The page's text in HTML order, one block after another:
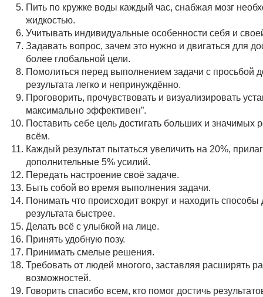
Пить по кружке воды каждый час, снабжая мозг
жидкостью.
Учитывать индивидуальные особенности себя и
Задавать вопрос, зачем это нужно и двигаться для
более глобальной цели.
Помолиться перед выполнением задачи с просьбой
результата легко и непринуждённо.
Проговорить, прочувствовать и визуализировать
максимально эффективен”.
Поставить себе цель достигать больших и значимых
всём.
Каждый результат пытаться увеличить на 20%,
дополнительные 5% усилий.
Передать настроение своё задаче.
Быть собой во время выполнения задачи.
Понимать что происходит вокруг и находить способы
результата быстрее.
Делать всё с улыбкой на лице.
Принять удобную позу.
Принимать смелые решения.
Требовать от людей многого, заставляя расширять
возможностей.
Говорить спасибо всем, кто помог достичь